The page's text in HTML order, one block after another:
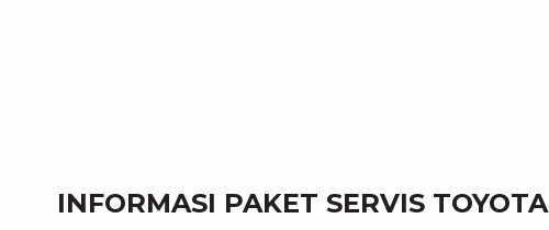
INFORMASI PAKET SERVIS TOYOTA